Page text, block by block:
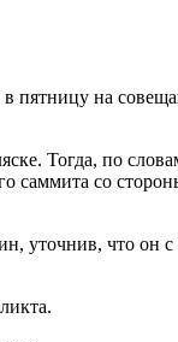
пятницу на
Тогда, по
саммита со
уточнив, что он